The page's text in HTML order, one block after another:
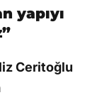
yapıyı
Ceritoğlu